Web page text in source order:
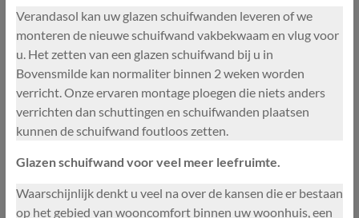
Verandasol kan uw glazen schuifwanden leveren of we
monteren de nieuwe schuifwand vakbekwaam en vlug voor
u. Het zetten van een glazen schuifwand bij u in
Bovensmilde kan normaliter binnen 2 weken worden
verricht. Onze ervaren montage ploegen die niets anders
verrichten dan schuttingen en schuifwanden plaatsen
kunnen de schuifwand foutloos zetten.
Glazen schuifwand voor veel meer leefruimte.
Waarschijnlijk denkt u veel na over de kansen die er bestaan
op het gebied van wooncomfort binnen uw woonhuis, een